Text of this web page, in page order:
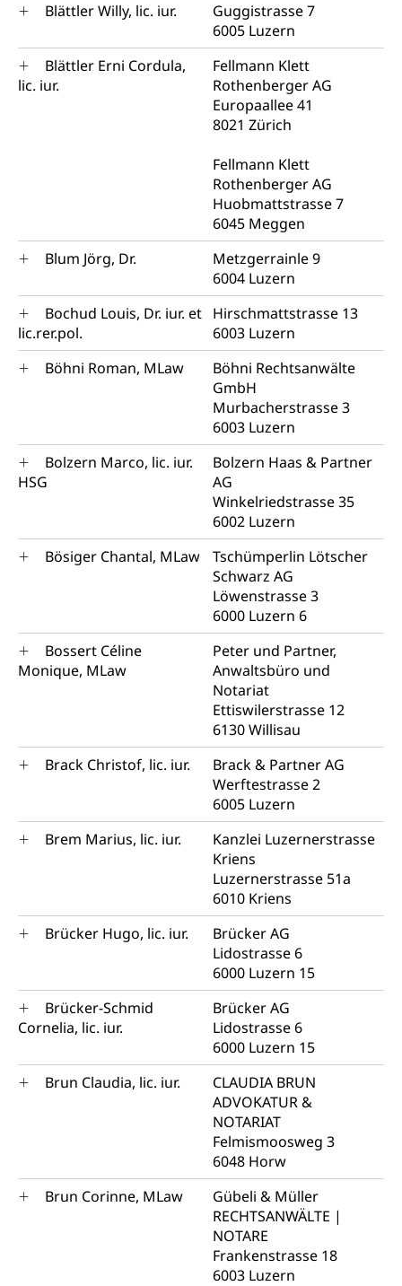
Blättler Willy, lic. iur.
Guggistrasse 7
6005 Luzern
Blättler Erni Cordula,
lic. iur.
Fellmann Klett
Rothenberger AG
Europaallee 41
8021 Zürich
Fellmann Klett
Rothenberger AG
Huobmattstrasse 7
6045 Meggen
Blum Jörg, Dr.
Metzgerrainle 9
6004 Luzern
Bochud Louis, Dr. iur. et
lic.rer.pol.
Hirschmattstrasse 13
6003 Luzern
Böhni Roman, MLaw
Böhni Rechtsanwälte
GmbH
Murbacherstrasse 3
6003 Luzern
Bolzern Marco, lic. iur.
HSG
Bolzern Haas & Partner
AG
Winkelriedstrasse 35
6002 Luzern
Bösiger Chantal, MLaw
Tschümperlin Lötscher
Schwarz AG
Löwenstrasse 3
6000 Luzern 6
Bossert Céline
Monique, MLaw
Peter und Partner,
Anwaltsbüro und
Notariat
Ettiswilerstrasse 12
6130 Willisau
Brack Christof, lic. iur.
Brack & Partner AG
Werftestrasse 2
6005 Luzern
Brem Marius, lic. iur.
Kanzlei Luzernerstrasse
Kriens
Luzernerstrasse 51a
6010 Kriens
Brücker Hugo, lic. iur.
Brücker AG
Lidostrasse 6
6000 Luzern 15
Brücker-Schmid
Cornelia, lic. iur.
Brücker AG
Lidostrasse 6
6000 Luzern 15
Brun Claudia, lic. iur.
CLAUDIA BRUN
ADVOKATUR &
NOTARIAT
Felmismoosweg 3
6048 Horw
Brun Corinne, MLaw
Gübeli & Müller
RECHTSANWÄLTE |
NOTARE
Frankenstrasse 18
6003 Luzern